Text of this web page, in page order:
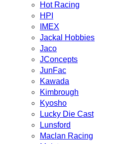
Hot Racing
HPI
IMEX
Jackal Hobbies
Jaco
JConcepts
JunFac
Kawada
Kimbrough
Kyosho
Lucky Die Cast
Lunsford
Maclan Racing